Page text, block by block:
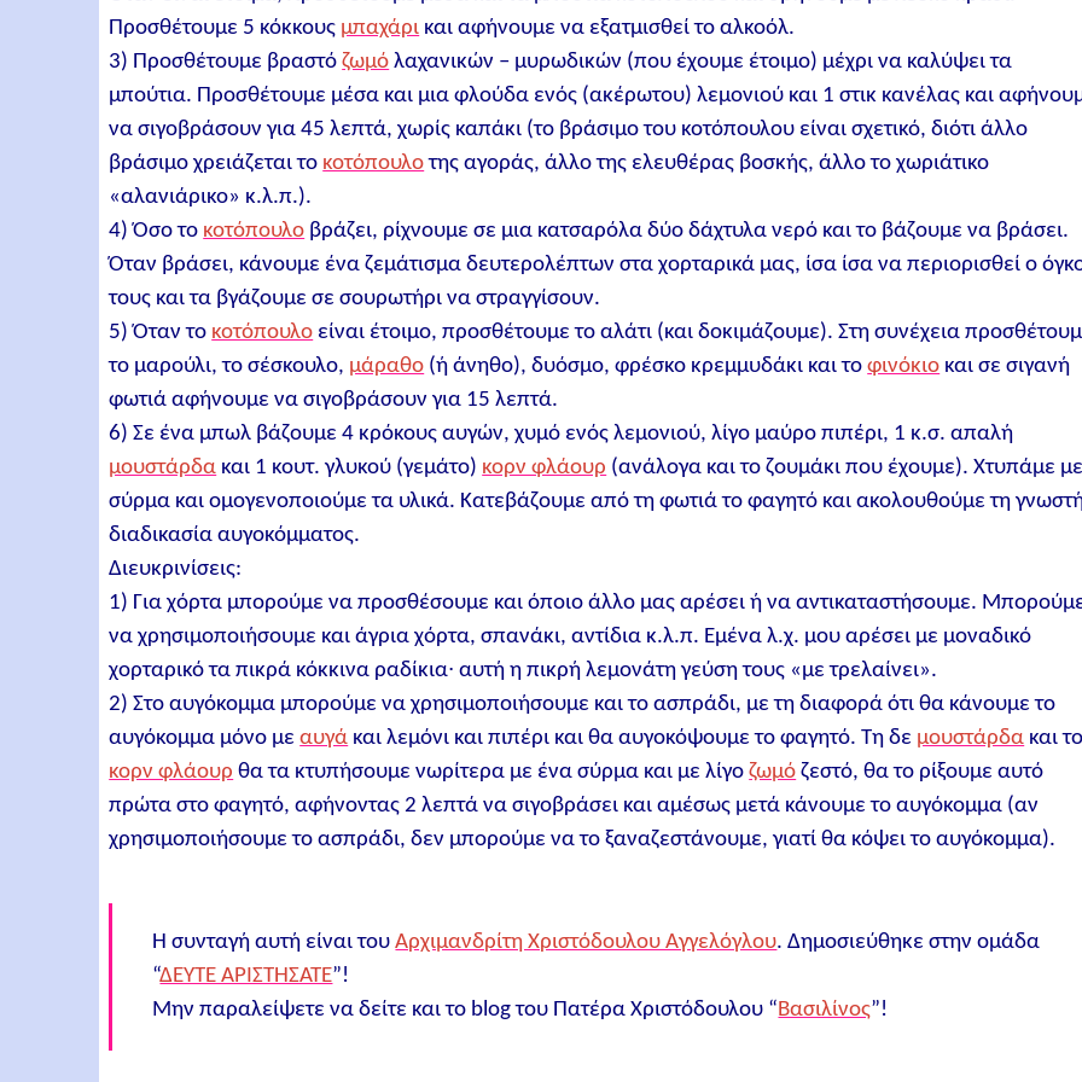
Προσθέτουμε 5 κόκκους μπαχάρι και αφήνουμε να εξατμισθεί το αλκοόλ.
3) Προσθέτουμε βραστόζωμό λαχανικών – μυρωδικών (που έχουμε έτοιμο) μέχρι να καλύψει τα
μπούτια. Προσθέτουμε μέσα και μια φλούδα ενός (ακέρωτου) λεμονιού και 1 στικ κανέλας και
να σιγοβράσουν για 45 λεπτά, χωρίς καπάκι (το βράσιμο του κοτόπουλου είναι σχετικό, διότι άλλο
βράσιμο χρειάζεται το κοτόπουλοτης αγοράς, άλλο της ελευθέρας βοσκής, άλλο το χωριάτικο
«αλανιάρικο» κ.λ.π.).
4) Όσο το κοτόπουλο βράζει, ρίχνουμε σε μια κατσαρόλα δύο δάχτυλα νερό και το βάζουμε να βράσει.
Όταν βράσει, κάνουμε ένα ζεμάτισμα δευτερολέπτων στα χορταρικά μας, ίσα ίσα να περιορισθεί ο
τους και τα βγάζουμε σε σουρωτήρι να στραγγίσουν.
5) Όταν το κοτόπουλο είναι έτοιμο, προσθέτουμε το αλάτι (και δοκιμάζουμε). Στη συνέχεια
το μαρούλι, το σέσκουλο, μάραθο (ή άνηθο), δυόσμο, φρέσκο κρεμμυδάκι και τοφινόκιο και σε σιγανή
φωτιά αφήνουμε να σιγοβράσουν για 15 λεπτά.
6) Σε ένα μπωλ βάζουμε 4 κρόκους αυγών, χυμό ενός λεμονιού, λίγο μαύρο πιπέρι, 1 κ.σ. απαλή
μουστάρδα και 1 κουτ. γλυκού (γεμάτο) κορν φλάουρ (ανάλογα και το ζουμάκι που έχουμε). Χτυπάμε με
σύρμα και ομογενοποιούμε τα υλικά. Κατεβάζουμε από τη φωτιά το φαγητό και ακολουθούμε τη
διαδικασία αυγοκόμματος.
Διευκρινίσεις:
1) Για χόρτα μπορούμε να προσθέσουμε και όποιο άλλο μας αρέσει ή να αντικαταστήσουμε.
να χρησιμοποιήσουμε και άγρια χόρτα, σπανάκι, αντίδια κ.λ.π. Εμένα λ.χ. μου αρέσει με μοναδικό
χορταρικό τα πικρά κόκκινα ραδίκια∙ αυτή η πικρή λεμονάτη γεύση τους «με τρελαίνει».
2) Στο αυγόκομμα μπορούμε να χρησιμοποιήσουμε και το ασπράδι, με τη διαφορά ότι θα κάνουμε το
αυγόκομμα μόνο μεαυγά και λεμόνι και πιπέρι και θα αυγοκόψουμε το φαγητό. Τη δε μουστάρδα και το
κορν φλάουρ θα τα κτυπήσουμε νωρίτερα με ένα σύρμα και με λίγοζωμό ζεστό, θα το ρίξουμε αυτό
πρώτα στο φαγητό, αφήνοντας 2 λεπτά να σιγοβράσει και αμέσως μετά κάνουμε το αυγόκομμα (αν
χρησιμοποιήσουμε το ασπράδι, δεν μπορούμε να το ξαναζεστάνουμε, γιατί θα κόψει το αυγόκομμα).
Η συνταγή αυτή είναι τουΑρχιμανδρίτη Χριστόδουλου Αγγελόγλου. Δημοσιεύθηκε στην ομάδα
“ΔΕΥΤΕ ΑΡΙΣΤΗΣΑΤΕ”!
Μην παραλείψετε να δείτε και το blog του Πατέρα Χριστόδουλου “Βασιλίνος”!